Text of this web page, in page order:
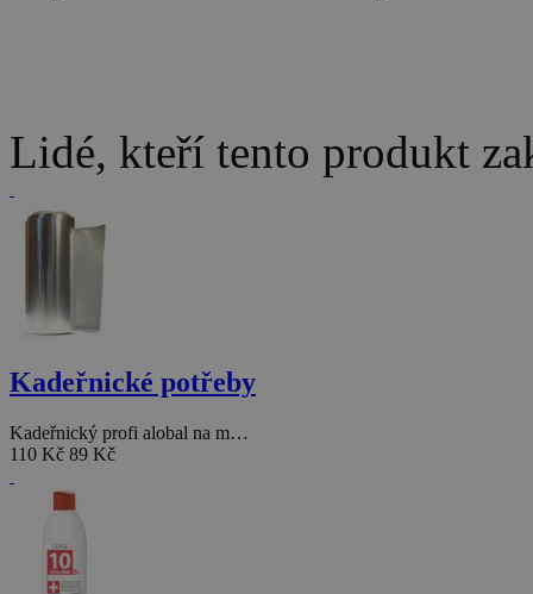
Lidé, kteří tento produkt
Kadeřnické potřeby
Kadeřnický profi alobal na m…
110 Kč 89 Kč